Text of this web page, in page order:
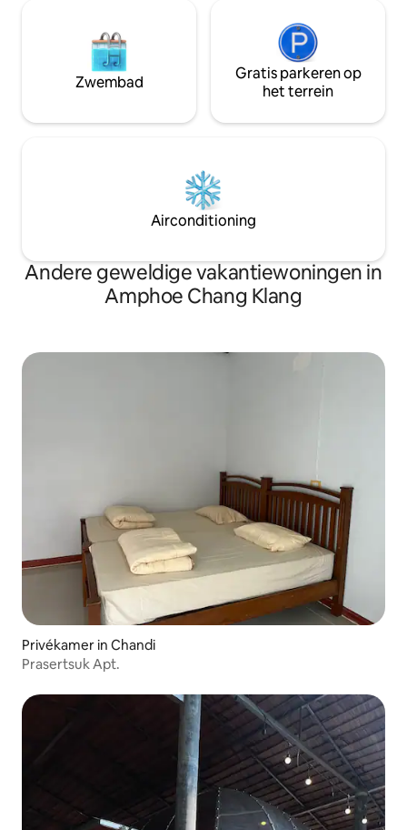
Zwembad
Gratis parkeren op
het terrein
Airconditioning
Andere geweldige vakantiewoningen in
Amphoe Chang Klang
Privékamer in Chandi
Prasertsuk Apt.